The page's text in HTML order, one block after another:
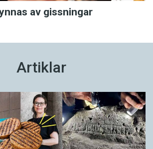
av gissningar
Artiklar